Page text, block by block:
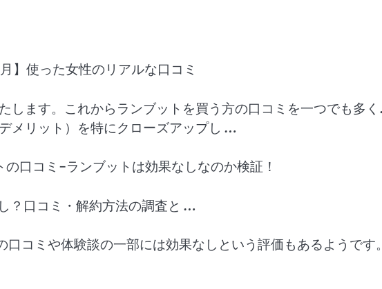
】使った女性のリアルな口コミ
します。これからランブットを買う方の口コミを一つでも多く
メリット）を特にクローズアップし …
口コミ-ランブットは効果なしなのか検証！
？口コミ・解約方法の調査と …
コミや体験談の一部には効果なしという評価もあるようです